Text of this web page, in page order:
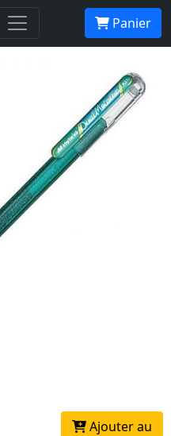
Panier
Vert et
Ajouter au